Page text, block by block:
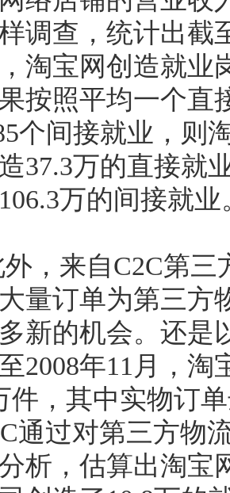
调查，统计出截
淘宝网创造就业
按照平均一个直
个间接就业，则
37.3万的直接就
万的间接就业
来自C2C第三
量订单为第三方
新的机会。还是
2008年11月，淘
件，其中实物订
通过对第三方物
析，估算出淘宝